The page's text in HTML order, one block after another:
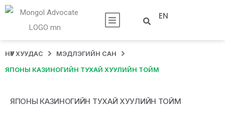
EN
НҮҮР ХУУДАС МЭДЛЭГИЙН САН
ЯПОНЫ КАЗИНОГИЙН ТУХАЙ ХУУЛИЙН ТОЙМ
ЯПОНЫ КАЗИНОГИЙН ТУХАЙ ХУУЛИЙН ТОЙМ